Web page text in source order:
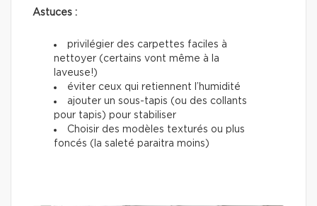
Astuces :
privilégier des carpettes faciles à
nettoyer (certains vont même à la
laveuse!)
éviter ceux qui retiennent l’humidité
ajouter un sous-tapis (ou des collants
pour tapis) pour stabiliser
Choisir des modèles texturés ou plus
foncés (la saleté paraitra moins)